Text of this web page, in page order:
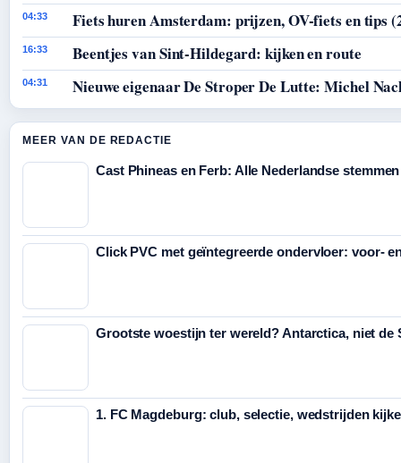
04:33 Fiets huren Amsterdam: prijzen, OV-fiets en tips
16:33 Beentjes van Sint-Hildegard: kijken en route
04:31 Nieuwe eigenaar De Stroper De Lutte: Michel
MEER VAN DE REDACTIE
Cast Phineas en Ferb: Alle Nederlandse stemmen
Click PVC met geïntegreerde ondervloer: voor-
Grootste woestijn ter wereld? Antarctica, niet de
1. FC Magdeburg: club, selectie, wedstrijden